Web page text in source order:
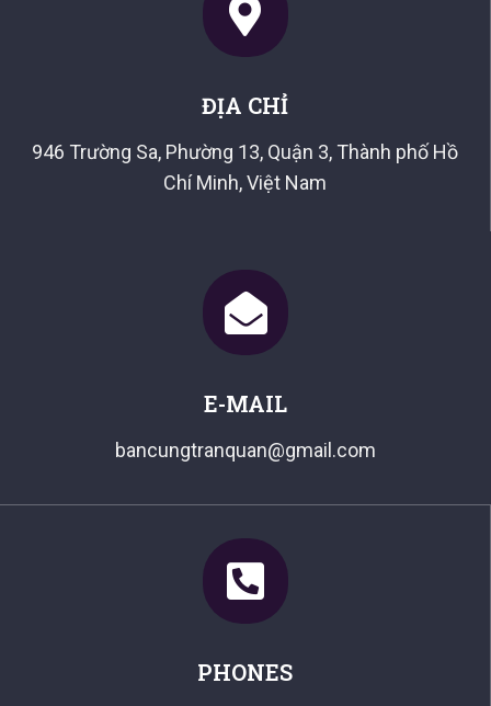
ĐỊA CHỈ
946 Trường Sa, Phường 13, Quận 3, Thành phố Hồ
Chí Minh, Việt Nam
E-MAIL
bancungtranquan@gmail.com
PHONES